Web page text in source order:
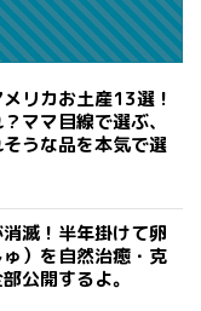
リカお土産13選！
ママ目線で選ぶ、
うな品を本気で選
滅！半年掛けて卵
）を自然治癒・克
公開するよ。